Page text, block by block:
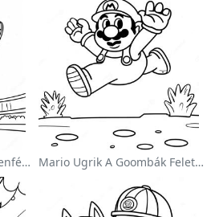
Wwe Birkózó Ugrik Az Ellenfélre Színezőlap Mario Ugrik A Goombák Felett Színezőlap